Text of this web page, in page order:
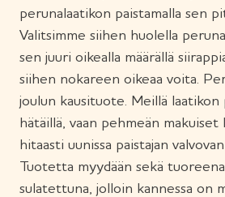
perunalaatikon paistamalla sen
Valitsimme siihen huolella
sen juuri oikealla määrällä
siihen nokareen oikeaa voita.
joulun kausituote. Meillä laatikon
hätäillä, vaan pehmeän
hitaasti uunissa paistajan
Tuotetta myydään sekä
sulatettuna, jolloin kannessa on